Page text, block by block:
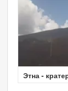
Этна -